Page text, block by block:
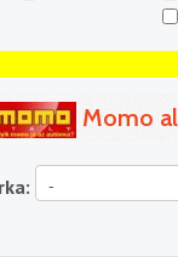
Momo